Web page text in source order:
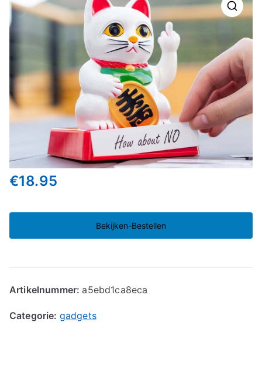
€18.95
Bekijken-Bestellen
Artikelnummer:a5ebd1ca8eca
Categorie: gadgets